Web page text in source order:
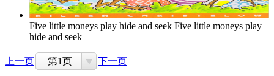
Five little moneys play hide and seek Five little moneys play
hide and seek
上一页 第1页 下一页